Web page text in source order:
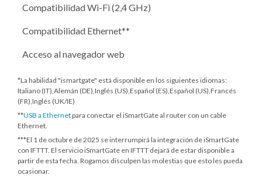
Compatibilidad Wi-Fi (2,4 GHz)
Compatibilidad Ethernet**
Acceso al navegador web
*La habilidad "ismartgate" está disponible en los siguientes idiomas:
Italiano (IT),Alemán (DE),Inglés (US),Español (ES),Español (US),Francés
(FR),Inglés (UK/IE)
**USB a Ethernetpara conectar el iSmartGate al router con un cable
Ethernet.
***El 1 de octubre de 2025 se interrumpirá la integración de iSmartGate
con IFTTT. El servicio iSmartGate en IFTTT dejará de estar disponible a
partir de esta fecha. Rogamos disculpen las molestias que esto les pueda
ocasionar.